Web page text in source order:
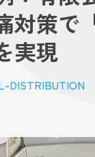
対策で
実現
DISTRIBUTION